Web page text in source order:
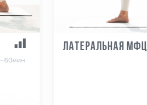
~60мин
Латеральная МФЦ